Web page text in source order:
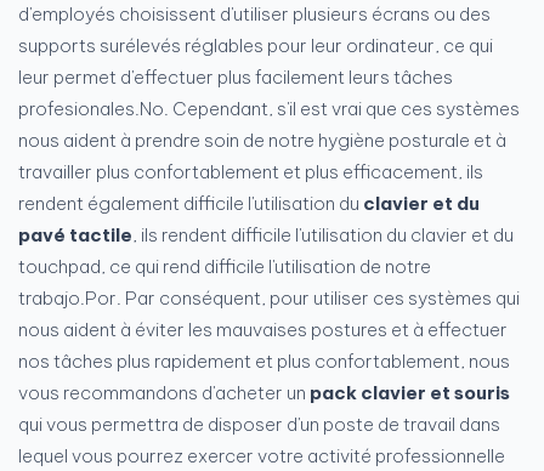
d'employés choisissent d'utiliser plusieurs écrans ou des
supports surélevés réglables pour leur ordinateur, ce qui
leur permet d'effectuer plus facilement leurs tâches
profesionales.No. Cependant, s'il est vrai que ces systèmes
nous aident à prendre soin de notre hygiène posturale et à
travailler plus confortablement et plus efficacement, ils
rendent également difficile l'utilisation du clavier et du
pavé tactile , ils rendent difficile l'utilisation du clavier et du
touchpad, ce qui rend difficile l'utilisation de notre
trabajo.Por. Par conséquent, pour utiliser ces systèmes qui
nous aident à éviter les mauvaises postures et à effectuer
nos tâches plus rapidement et plus confortablement, nous
vous recommandons d'acheter un pack clavier et souris
qui vous permettra de disposer d'un poste de travail dans
lequel vous pourrez exercer votre activité professionnelle